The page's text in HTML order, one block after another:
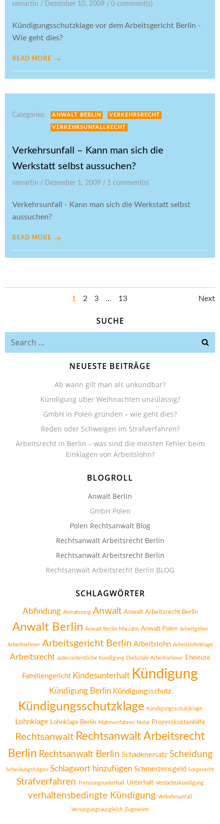
ramartin / Dezember 10, 2009 / 0 comment(s)
Kündigungsschutzklage vor dem Arbeitsgericht Berlin -
Wie geht dies?
READ MORE
Categories: ANWALT BERLIN VERKEHRSRECHT
VERKEHRSUNFALLRECHT
Verkehrsunfall – Kann man sich die
Werkstatt selbst aussuchen?
ramartin / Dezember 1, 2009 / 1 comment(s)
Verkehrsunfall - Kann man sich die Werkstatt selbst
aussuchen?
READ MORE
navigation
Page
1 Page
2 Page
3 … Page
13 Next
SUCHE
NEUESTE BEITRÄGE
Ab wann gilt man als unkündbar?
Kündigung über Weihnachten unzulässig?
GmbH in Polen gründen – wie geht dies?
Reden oder Schweigen im Strafverfahren?
Arbeitsrecht in Berlin – was sind die meisten Fehler beim
Einklagen von Arbeitslohn?
BLOGROLL
Anwalt Berlin
GmbH Polen
Polen Rechtsanwalt Blog
Rechtsanwalt Arbeitsrecht Berlin
Rechtsanwalt Arbeitsrecht Berlin
Rechtsanwalt Arbeitsrecht Berlin BLOG
SCHLAGWÖRTER
Abfindung Abmahnung Anwalt Anwalt Arbeitsrecht Berlin
Anwalt Berlin Anwalt Berlin Marzahn Anwalt Polen Arbeitgeber
Arbeitnehmer Arbeitsgericht Berlin Arbeitslohn Arbeitslohnklage
Arbeitsrecht außerordentliche Kündigung Diebstahl Arbeitnehmer Eheleute
Familiengericht Kindesunterhalt Kündigung
Kündigung Berlin Kündigungsschutz
Kündigungsschutzklage Kündigungsschutzklage
Lohnklage Lohnklage Berlin Mahnverfahren Notar Prozesskostenhilfe
Rechtsanwalt Rechtsanwalt Arbeitsrecht
Berlin Rechtsanwalt Berlin Schadenersatz Scheidung
Scheidungsfolgen Schlagwort hinzufügen Schmerzensgeld Sorgerecht
Strafverfahren Trennungsunterhalt Unterhalt Verdachtskündigung
verhaltensbedingte Kündigung Verkehrsunfall
Versorgungsausgleich Zugewinn